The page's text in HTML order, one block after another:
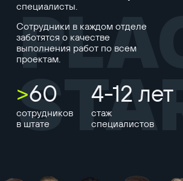
специалисты.
Сотрудники в каждом отделе
заботятся о качестве
выполнения работ по всем
проектам.
>60
сотрудников
в штате
4-12 лет
стаж
специалистов